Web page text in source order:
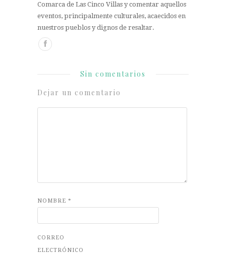
Comarca de Las Cinco Villas y comentar aquellos
eventos, principalmente culturales, acaecidos en
nuestros pueblos y dignos de resaltar.
Sin comentarios
Dejar un comentario
NOMBRE *
CORREO
ELECTRÓNICO